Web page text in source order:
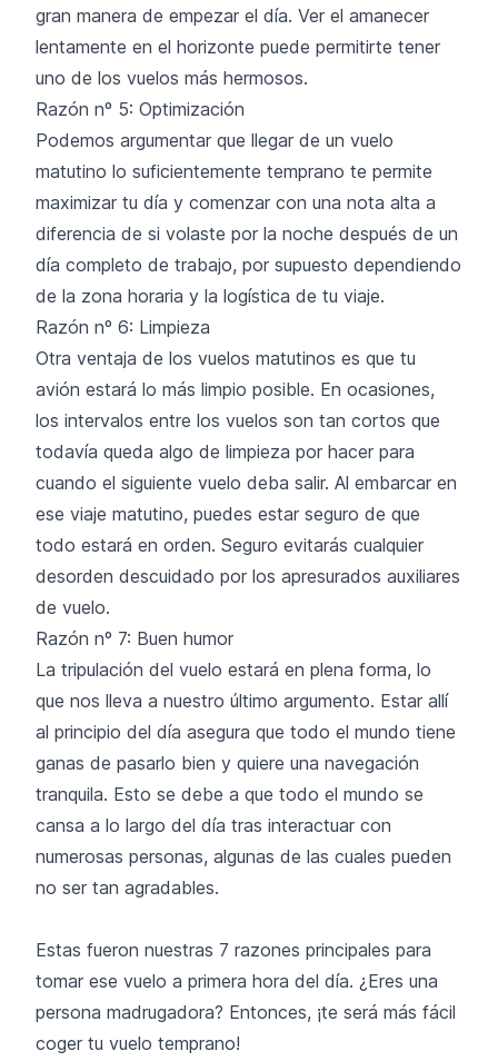
gran manera de empezar el día. Ver el amanecer
lentamente en el horizonte puede permitirte tener
uno de los vuelos más hermosos.
Razón nº 5: Optimización
Podemos argumentar que llegar de un vuelo
matutino lo suficientemente temprano te permite
maximizar tu día y comenzar con una nota alta a
diferencia de si volaste por la noche después de un
día completo de trabajo, por supuesto dependiendo
de la zona horaria y la logística de tu viaje.
Razón nº 6: Limpieza
Otra ventaja de los vuelos matutinos es que tu
avión estará lo más limpio posible. En ocasiones,
los intervalos entre los vuelos son tan cortos que
todavía queda algo de limpieza por hacer para
cuando el siguiente vuelo deba salir. Al embarcar en
ese viaje matutino, puedes estar seguro de que
todo estará en orden. Seguro evitarás cualquier
desorden descuidado por los apresurados auxiliares
de vuelo.
Razón nº 7: Buen humor
La tripulación del vuelo estará en plena forma, lo
que nos lleva a nuestro último argumento. Estar allí
al principio del día asegura que todo el mundo tiene
ganas de pasarlo bien y quiere una navegación
tranquila. Esto se debe a que todo el mundo se
cansa a lo largo del día tras interactuar con
numerosas personas, algunas de las cuales pueden
no ser tan agradables.
Estas fueron nuestras 7 razones principales para
tomar ese vuelo a primera hora del día. ¿Eres una
persona madrugadora? Entonces, ¡te será más fácil
coger tu vuelo temprano!